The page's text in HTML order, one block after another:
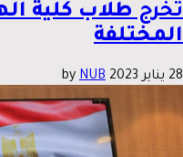
تخرجطلاب كلية
المختلفة
28 يناير 2023 NUB